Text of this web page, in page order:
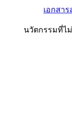
เอกสา
นวัตกรรมที่ไ